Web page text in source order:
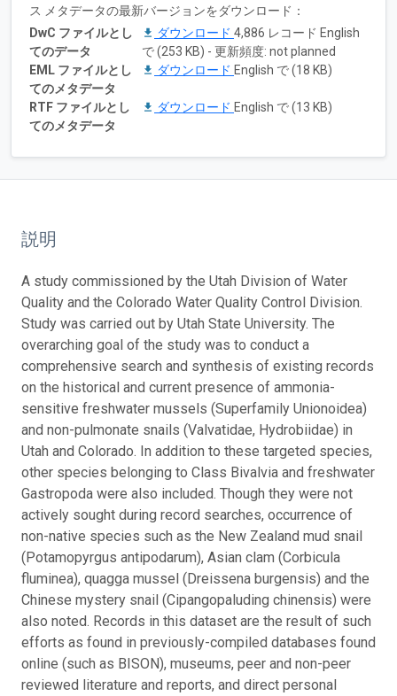
ス メタデータの最新バージョンをダウンロード：
DwC ファイルとし
てのデータ
ダウンロード 4,886 レコード English
で (253 KB) - 更新頻度: not planned
EML ファイルとし
てのメタデータ
ダウンロード English で (18 KB)
RTF ファイルとし
てのメタデータ
ダウンロード English で (13 KB)
説明
A study commissioned by the Utah Division of Water
Quality and the Colorado Water Quality Control Division.
Study was carried out by Utah State University. The
overarching goal of the study was to conduct a
comprehensive search and synthesis of existing records
on the historical and current presence of ammonia-
sensitive freshwater mussels (Superfamily Unionoidea)
and non-pulmonate snails (Valvatidae, Hydrobiidae) in
Utah and Colorado. In addition to these targeted species,
other species belonging to Class Bivalvia and freshwater
Gastropoda were also included. Though they were not
actively sought during record searches, occurrence of
non-native species such as the New Zealand mud snail
(Potamopyrgus antipodarum), Asian clam (Corbicula
fluminea), quagga mussel (Dreissena burgensis) and the
Chinese mystery snail (Cipangopaluding chinensis) were
also noted. Records in this dataset are the result of such
efforts as found in previously-compiled databases found
online (such as BISON), museums, peer and non-peer
reviewed literature and reports, and direct personal